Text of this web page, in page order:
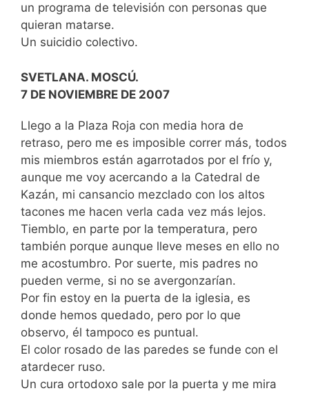
un programa de televisión con personas que
quieran matarse.
Un suicidio colectivo.
SVETLANA. MOSCÚ.
7 DE NOVIEMBRE DE 2007
Llego a la Plaza Roja con media hora de
retraso, pero me es imposible correr más, todos
mis miembros están agarrotados por el frío y,
aunque me voy acercando a la Catedral de
Kazán, mi cansancio mezclado con los altos
tacones me hacen verla cada vez más lejos.
Tiemblo, en parte por la temperatura, pero
también porque aunque lleve meses en ello no
me acostumbro. Por suerte, mis padres no
pueden verme, si no se avergonzarían.
Por fin estoy en la puerta de la iglesia, es
donde hemos quedado, pero por lo que
observo, él tampoco es puntual.
El color rosado de las paredes se funde con el
atardecer ruso.
Un cura ortodoxo sale por la puerta y me mira